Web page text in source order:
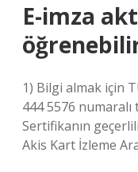
E-imza
1) Bilgi almak için
444 5576
Sertifikanın
Akis Kart İzleme